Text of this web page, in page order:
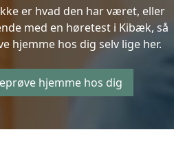
er hvad den har været, eller
med en høretest i Kibæk, så
hjemme hos dig selv lige her.
hjemme hos dig